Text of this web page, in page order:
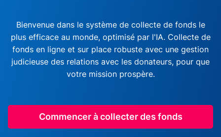
Bienvenue dans le système de collecte de fonds le
plus efficace au monde, optimisé par l'IA. Collecte de
fonds en ligne et sur place robuste avec une gestion
judicieuse des relations avec les donateurs, pour que
votre mission prospère.
Commencer à collecter des fonds